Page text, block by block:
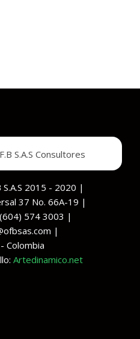
2015 - 2020 |
37 No. 66A-19 |
574 3003 |
|
Colombia
Artedinamico.net